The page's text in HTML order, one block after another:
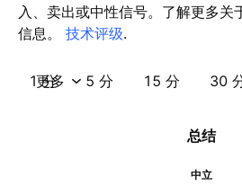
入、卖出或中性信号。了解更多关
信息。 技术评级.
1 分 5 分 15 分 30
更多
总结
中立